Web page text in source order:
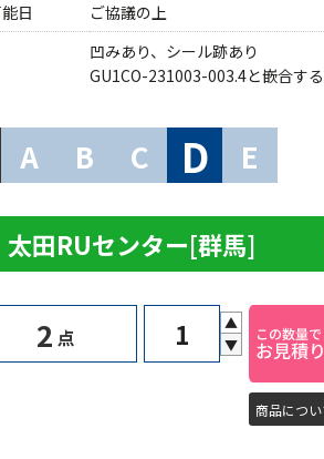
日
ご協議の上
凹みあり、シール跡あり
GU1CO-231003-003.4と嵌合する
A B C D E
太田RUセンター[群馬]
2 点
▲
▼
商品につ